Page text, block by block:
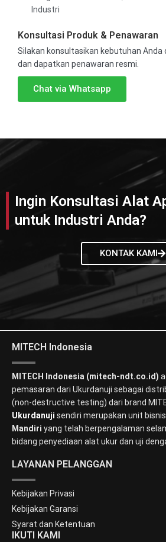
Industri
Konsultasi Produk & Penawaran
Silakan konsultasikan kebutuhan Anda
dan dapatkan penawaran resmi.
Chat via Whatsapp
Ingin Konsultasi Alat
untuk Industri Anda?
KONTAK KAMI
MITECH Indonesia
MITECH Indonesia (mitech-ndt.co.id)
pemasaran dari Ukurdanuji sebagai
(non-destructive testing) dari brand
Ukurdanuji sendiri merupakan unit
Mandiri yang telah berpengalaman
bidang penyediaan alat ukur dan uji
LAYANAN PELANGGAN
Kebijakan Privasi
Kebijakan Garansi
Syarat dan Ketentuan
IKUTI KAMI